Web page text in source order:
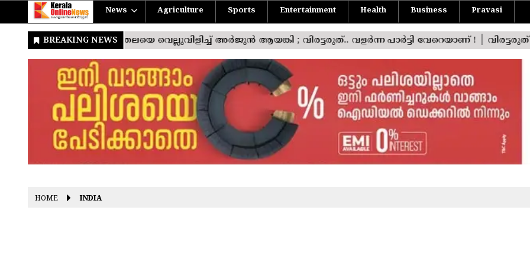
News Agriculture Sports Entertainment Health Business Pravasi
HOME INDIA